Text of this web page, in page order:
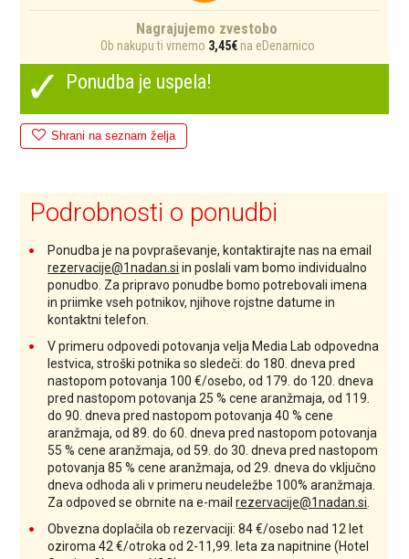
Nagrajujemo zvestobo
Ob nakupu ti vrnemo 3,45€na eDenarnico
✓ Ponudba je uspela!
Shrani na seznam želja
Podrobnosti o ponudbi
Ponudba je na povpraševanje, kontaktirajte nas na email
rezervacije@1nadan.si in poslali vam bomo individualno
ponudbo. Za pripravo ponudbe bomo potrebovali imena
in priimke vseh potnikov, njihove rojstne datume in
kontaktni telefon.
V primeru odpovedi potovanja velja Media Lab odpovedna
lestvica, stroški potnika so sledeči: do 180. dneva pred
nastopom potovanja 100 €/osebo, od 179. do 120. dneva
pred nastopom potovanja 25 % cene aranžmaja, od 119.
do 90. dneva pred nastopom potovanja 40 % cene
aranžmaja, od 89. do 60. dneva pred nastopom potovanja
55 % cene aranžmaja, od 59. do 30. dneva pred nastopom
potovanja 85 % cene aranžmaja, od 29. dneva do vključno
dneva odhoda ali v primeru neudeležbe 100% aranžmaja
Za odpoved se obrnite na e-mailrezervacije@1nadan.si
Obvezna doplačila ob rezervaciji: 84 €/osebo nad 12 let
oziroma 42 €/otroka od 2-11,99. leta za napitnine (Hotel